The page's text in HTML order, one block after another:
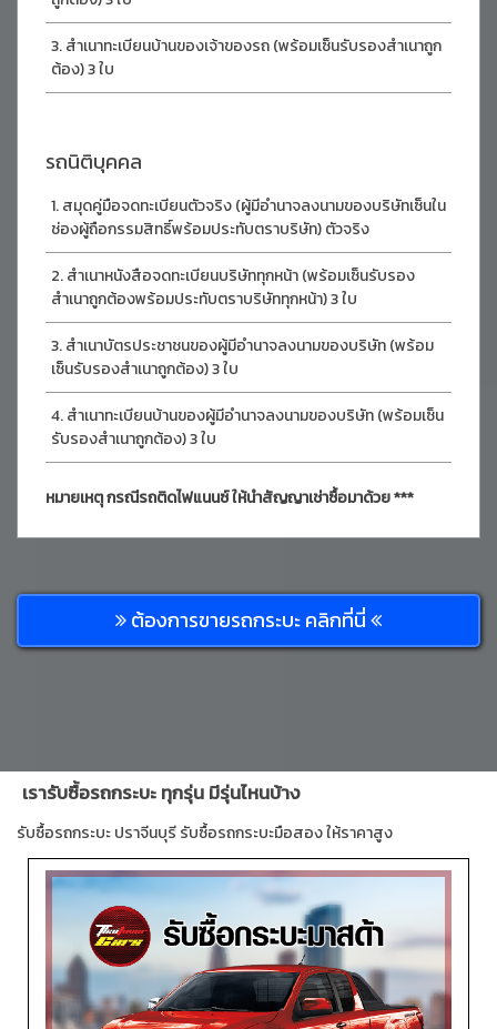
สำเนาทะเบียนบ้านของเจ้าของรถ (พร้อมเซ็นรับรองสำเนาถูก
ต้อง) 3 ใบ
รถนิติบุคคล
สมุดคู่มือจดทะเบียนตัวจริง (ผู้มีอำนาจลงนามของบริษัทเซ็นใน
ช่องผู้ถือกรรมสิทธิ์พร้อมประทับตราบริษัท) ตัวจริง
สำเนาหนังสือจดทะเบียนบริษัททุกหน้า (พร้อมเซ็นรับรอง
สำเนาถูกต้องพร้อมประทับตราบริษัททุกหน้า) 3 ใบ
สำเนาบัตรประชาชนของผู้มีอำนาจลงนามของบริษัท (พร้อม
เซ็นรับรองสำเนาถูกต้อง) 3 ใบ
สำเนาทะเบียนบ้านของผู้มีอำนาจลงนามของบริษัท (พร้อมเซ็น
รับรองสำเนาถูกต้อง) 3 ใบ
หมายเหตุ กรณีรถติดไฟแนนซ์ ให้นำสัญญาเช่าซื้อมาด้วย ***
ต้องการขายรถกระบะ คลิกที่นี่
เรารับซื้อรถกระบะ ทุกรุ่น มีรุ่นไหนบ้าง
รับซื้อรถกระบะ ปราจีนบุรี รับซื้อรถกระบะมือสอง ให้ราคาสูง